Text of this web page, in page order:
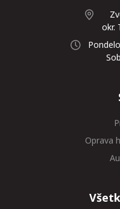
okr.
Oprava